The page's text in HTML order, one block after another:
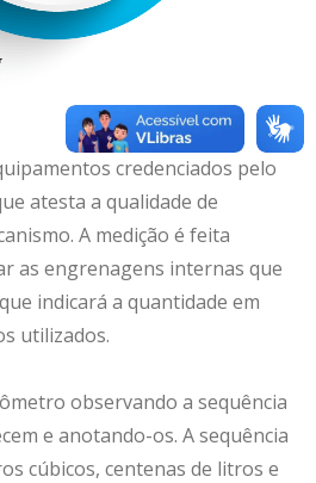
credenciados pelo
atesta a qualidade de
A medição é feita
as engrenagens internas que
indicará a quantidade em
utilizados.
observando a sequência
e anotando-os. A sequência
cúbicos, centenas de litros e